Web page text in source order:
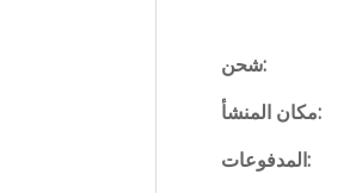
شحن:
مكان المنشأ:
المدفوعات: